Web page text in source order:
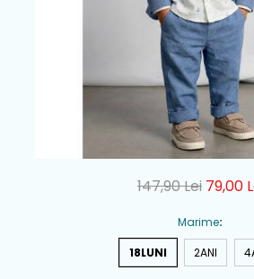
147,90 Lei 79,00
Marime:
18LUNI
2ANI